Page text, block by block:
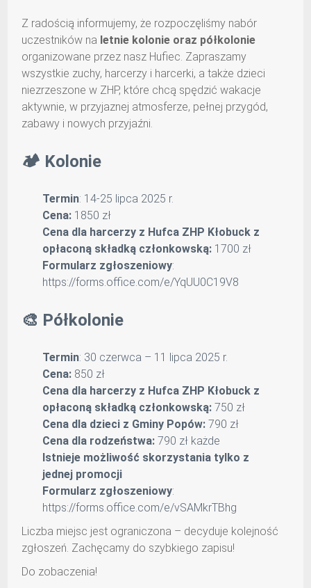
Z radością informujemy, że rozpoczęliśmy nabór
uczestników na letnie kolonie oraz półkolonie
organizowane przez nasz Hufiec. Zapraszamy
wszystkie zuchy, harcerzy i harcerki, a także dzieci
niezrzeszone w ZHP, które chcą spędzić wakacje
aktywnie, w przyjaznej atmosferze, pełnej przygód,
zabawy i nowych przyjaźni.
🏕️ Kolonie
Termin: 14-25 lipca 2025 r.
Cena: 1850 zł
Cena dla harcerzy z Hufca ZHP Kłobuck z
opłaconą składką członkowską: 1700 zł
Formularz zgłoszeniowy:
https://forms.office.com/e/YqUU0C19V8
🎨 Półkolonie
Termin: 30 czerwca – 11 lipca 2025 r.
Cena: 850 zł
Cena dla harcerzy z Hufca ZHP Kłobuck z
opłaconą składką członkowską: 750 zł
Cena dla dzieci z Gminy Popów: 790 zł
Cena dla rodzeństwa: 790 zł każde
Istnieje możliwość skorzystania tylko z
jednej promocji
Formularz zgłoszeniowy:
https://forms.office.com/e/vSAMkrTBhg
Liczba miejsc jest ograniczona – decyduje kolejność
zgłoszeń. Zachęcamy do szybkiego zapisu!
Do zobaczenia!